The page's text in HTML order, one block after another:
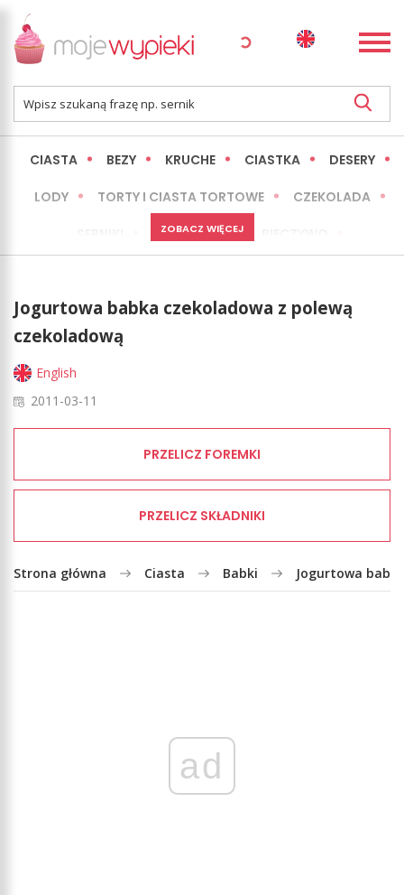
CIASTA BEZY KRUCHE CIASTKA DESERY
LODY TORTY I CIASTA TORTOWE CZEKOLADA
MINI WYPIEKI
LŻEJSZE / ZDROWSZE INNE
ZOBACZ WIĘCEJ
Jogurtowa babka czekoladowa z polewą
czekoladową
English
2011-03-11
PRZELICZ FOREMKI
PRZELICZ SKŁADNIKI
Strona główna Ciasta Babki Jogurtowa
ad